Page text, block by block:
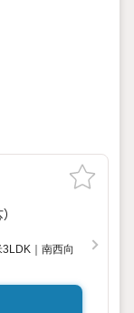
｜南西向